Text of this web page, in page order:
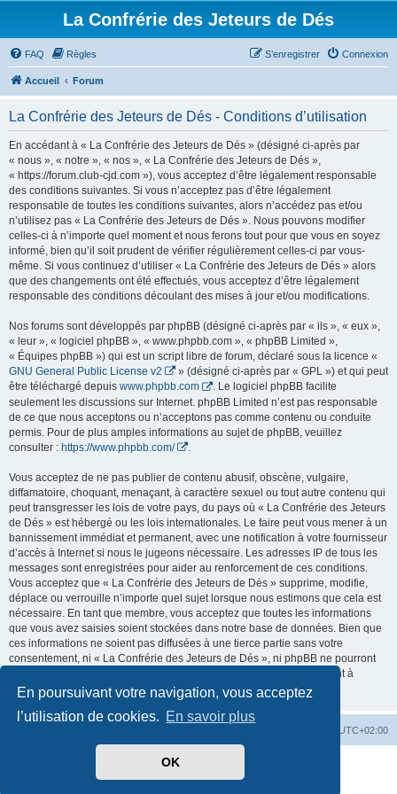
En poursuivant votre navigation, vous acceptez
l’utilisation de cookies. En savoir plus
OK
La Confrérie des Jeteurs de Dés
FAQ Règles Connexion
S’enregistrer
Accueil Forum
La Confrérie des Jeteurs de Dés - Conditions d’utilisation
En accédant à « La Confrérie des Jeteurs de Dés » (désigné ci-après par
« nous », « notre », « nos », « La Confrérie des Jeteurs de Dés »,
« https://forum.club-cjd.com »), vous acceptez d’être légalement responsable
des conditions suivantes. Si vous n’acceptez pas d’être légalement
responsable de toutes les conditions suivantes, alors n’accédez pas et/ou
n’utilisez pas « La Confrérie des Jeteurs de Dés ». Nous pouvons modifier
celles-ci à n’importe quel moment et nous ferons tout pour que vous en soyez
informé, bien qu’il soit prudent de vérifier régulièrement celles-ci par vous-
même. Si vous continuez d’utiliser « La Confrérie des Jeteurs de Dés » alors
que des changements ont été effectués, vous acceptez d’être légalement
responsable des conditions découlant des mises à jour et/ou modifications.
Nos forums sont développés par phpBB (désigné ci-après par « ils », « eux »,
« leur », « logiciel phpBB », « www.phpbb.com », « phpBB Limited »,
« Équipes phpBB ») qui est un script libre de forum, déclaré sous la licence «
GNU General Public License v2
» (désigné ci-après par « GPL ») et qui peut
être téléchargé depuis www.phpbb.com
. Le logiciel phpBB facilite
seulement les discussions sur Internet. phpBB Limited n’est pas responsable
de ce que nous acceptons ou n’acceptons pas comme contenu ou conduite
permis. Pour de plus amples informations au sujet de phpBB, veuillez
consulter : https://www.phpbb.com/
Vous acceptez de ne pas publier de contenu abusif, obscène, vulgaire,
diffamatoire, choquant, menaçant, à caractère sexuel ou tout autre contenu qui
peut transgresser les lois de votre pays, du pays où « La Confrérie des Jeteurs
de Dés » est hébergé ou les lois internationales. Le faire peut vous mener à un
bannissement immédiat et permanent, avec une notification à votre fournisseur
d’accès à Internet si nous le jugeons nécessaire. Les adresses IP de tous les
messages sont enregistrées pour aider au renforcement de ces conditions.
Vous acceptez que « La Confrérie des Jeteurs de Dés » supprime, modifie,
déplace ou verrouille n’importe quel sujet lorsque nous estimons que cela est
nécessaire. En tant que membre, vous acceptez que toutes les informations
que vous avez saisies soient stockées dans notre base de données. Bien que
ces informations ne soient pas diffusées à une tierce partie sans votre
consentement, ni « La Confrérie des Jeteurs de Dés », ni phpBB ne pourront
être tenus comme responsables en cas de tentative de piratage visant à
compromettre les données.
UTC+02:00
phpBB ® Forum Software © phpBB Limited
phpBB-fr.com